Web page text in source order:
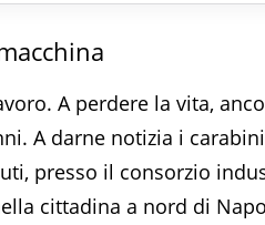
A perdere la vita,
A darne notizia i
presso il consorzio
cittadina a nord di